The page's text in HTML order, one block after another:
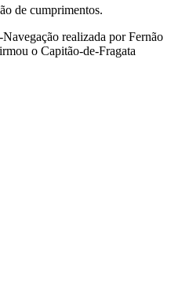
de cumprimentos.
realizada por Fernão
o Capitão-de-Fragata